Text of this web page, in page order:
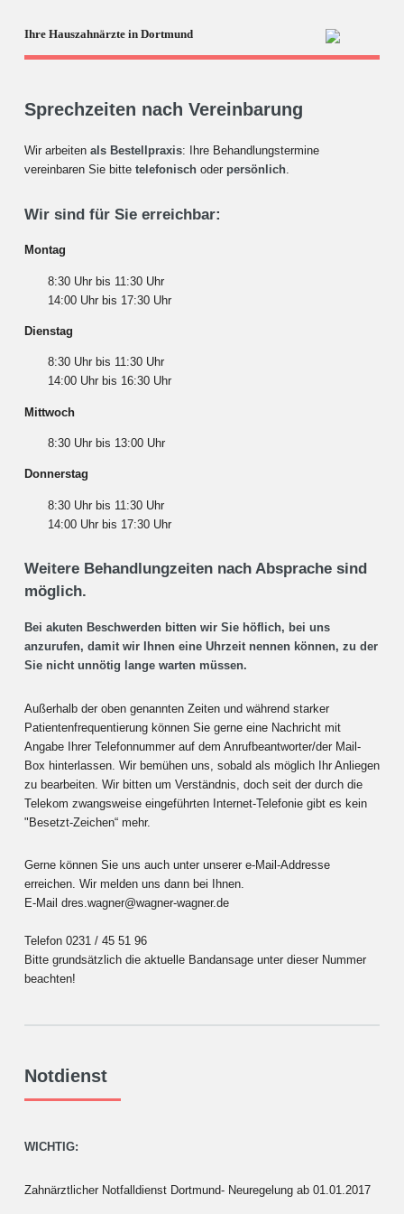
Ihre Hauszahnärzte in Dortmund
Sprechzeiten nach Vereinbarung
Wir arbeiten als Bestellpraxis: Ihre Behandlungstermine
vereinbaren Sie bitte telefonischoder persönlich.
Wir sind für Sie erreichbar:
Montag
8:30 Uhr bis 11:30 Uhr
14:00 Uhr bis 17:30 Uhr
Dienstag
8:30 Uhr bis 11:30 Uhr
14:00 Uhr bis 16:30 Uhr
Mittwoch
8:30 Uhr bis 13:00 Uhr
Donnerstag
8:30 Uhr bis 11:30 Uhr
14:00 Uhr bis 17:30 Uhr
Weitere Behandlungzeiten nach Absprache sind
möglich.
Bei akuten Beschwerden bitten wir Sie höflich, bei uns
anzurufen, damit wir Ihnen eine Uhrzeit nennen können, zu der
Sie nicht unnötig lange warten müssen.
Außerhalb der oben genannten Zeiten und während starker
Patientenfrequentierung können Sie gerne eine Nachricht mit
Angabe Ihrer Telefonnummer auf dem Anrufbeantworter/der Mail-
Box hinterlassen. Wir bemühen uns, sobald als möglich Ihr Anliegen
zu bearbeiten. Wir bitten um Verständnis, doch seit der durch die
Telekom zwangsweise eingeführten Internet-Telefonie gibt es kein
"Besetzt-Zeichen“ mehr.
Gerne können Sie uns auch unter unserer e-Mail-Addresse
erreichen. Wir melden uns dann bei Ihnen.
E-Mail dres.wagner@wagner-wagner.de
Telefon 0231 / 45 51 96
Bitte grundsätzlich die aktuelle Bandansage unter dieser Nummer
beachten!
Notdienst
WICHTIG:
Zahnärztlicher Notfalldienst Dortmund- Neuregelung ab 01.01.2017